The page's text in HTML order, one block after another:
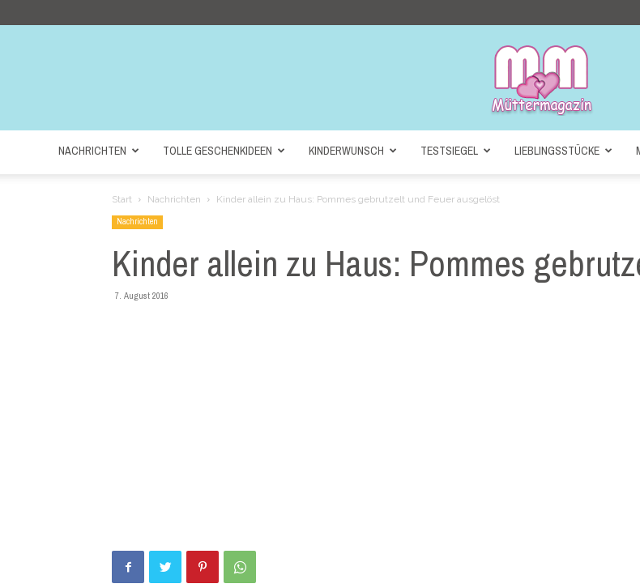
NACHRICHTEN TOLLE GESCHENKIDEEN KINDERWUNSCH TESTSIEGEL LIEBLINGSSTÜCKE
Start Nachrichten Kinder allein zu Haus: Pommes gebrutzelt und Feuer ausgelöst
Nachrichten
Kinder allein zu Haus: Pommes
7. August 2016